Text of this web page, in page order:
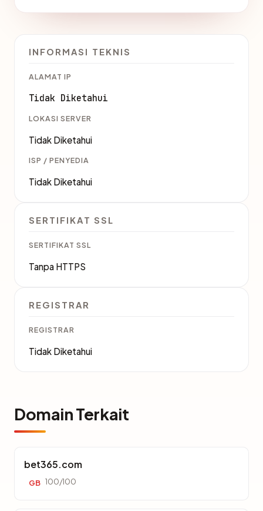
INFORMASI TEKNIS
ALAMAT IP
Tidak Diketahui
LOKASI SERVER
Tidak Diketahui
ISP / PENYEDIA
Tidak Diketahui
SERTIFIKAT SSL
SERTIFIKAT SSL
Tanpa HTTPS
REGISTRAR
REGISTRAR
Tidak Diketahui
Domain Terkait
bet365.com
GB 100/100